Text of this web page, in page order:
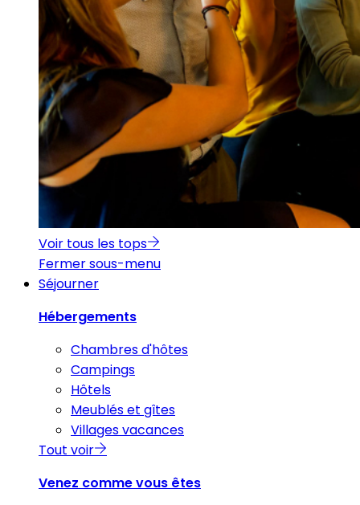
Voir tous les tops
Fermer sous-menu
Séjourner
Hébergements
Chambres d'hôtes
Campings
Hôtels
Meublés et gîtes
Villages vacances
Tout voir
Venez comme vous êtes